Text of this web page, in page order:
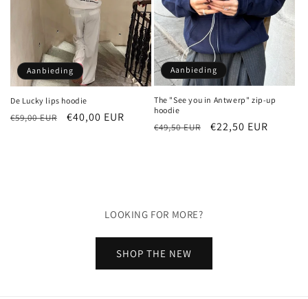
Aanbieding
De Lucky lips hoodie
Normale
€59,00 EUR Aanbiedingsprijs
€40,00 EUR
Aanbieding
The "See you in Antwerp" zip-up
hoodie
Normale
€49,50 EUR Aanbiedingsprijs
€22,50 EUR
LOOKING FOR MORE?
SHOP THE NEW